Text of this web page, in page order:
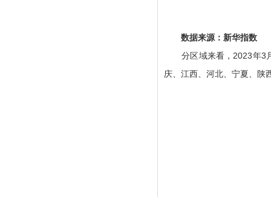
数据来源：新华指数
分区域来看，2023年3月
庆、江西、河北、宁夏、陕